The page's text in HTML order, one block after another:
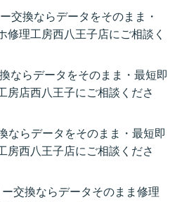
交換ならデータをそのまま・
修理工房西八王子店にご相談く
ならデータをそのまま・最短即
房店西八王子にご相談くださ
ならデータをそのまま・最短即
房西八王子店にご相談くださ
交換ならデータそのまま修理